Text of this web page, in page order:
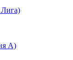
А)